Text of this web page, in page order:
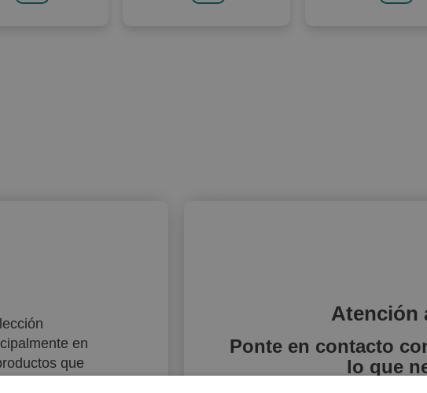
en
que
como del canal
Atención
Ponte en contacto
lo que